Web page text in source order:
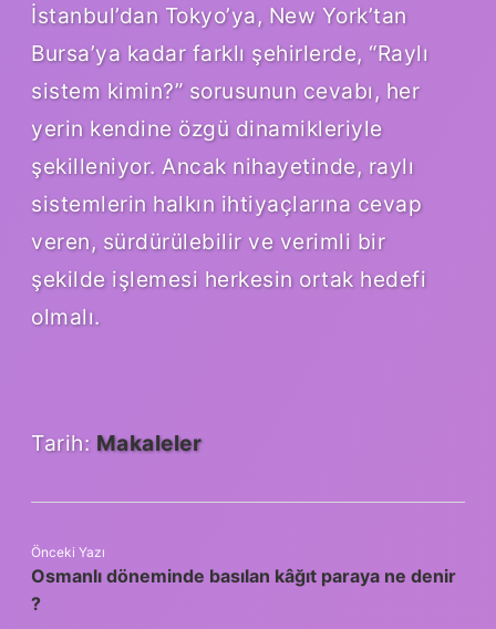
İstanbul’dan Tokyo’ya, New York’tan
Bursa’ya kadar farklı şehirlerde, “Raylı
sistem kimin?” sorusunun cevabı, her
yerin kendine özgü dinamikleriyle
şekilleniyor. Ancak nihayetinde, raylı
sistemlerin halkın ihtiyaçlarına cevap
veren, sürdürülebilir ve verimli bir
şekilde işlemesi herkesin ortak hedefi
olmalı.
Tarih: Makaleler
Önceki Yazı
Osmanlı döneminde basılan kâğıt paraya ne denir
?